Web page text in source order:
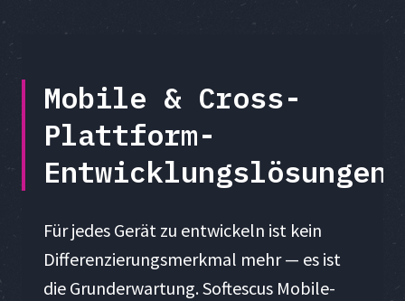
Mobile & Cross-
Plattform-
Entwicklungslösungen
Für jedes Gerät zu entwickeln ist kein
Differenzierungsmerkmal mehr — es ist
die Grunderwartung. Softescus Mobile-